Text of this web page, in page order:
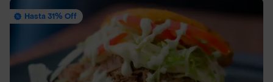
Hasta 31% Off